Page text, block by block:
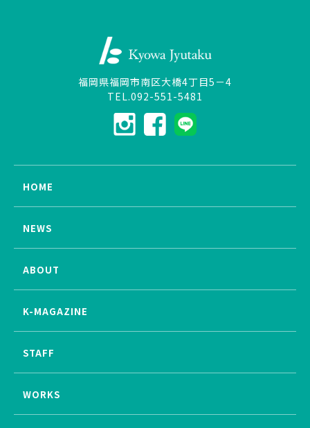
福岡県福岡市南区大橋4丁目5－4
TEL.092-551-5481
HOME
NEWS
ABOUT
K-MAGAZINE
STAFF
WORKS